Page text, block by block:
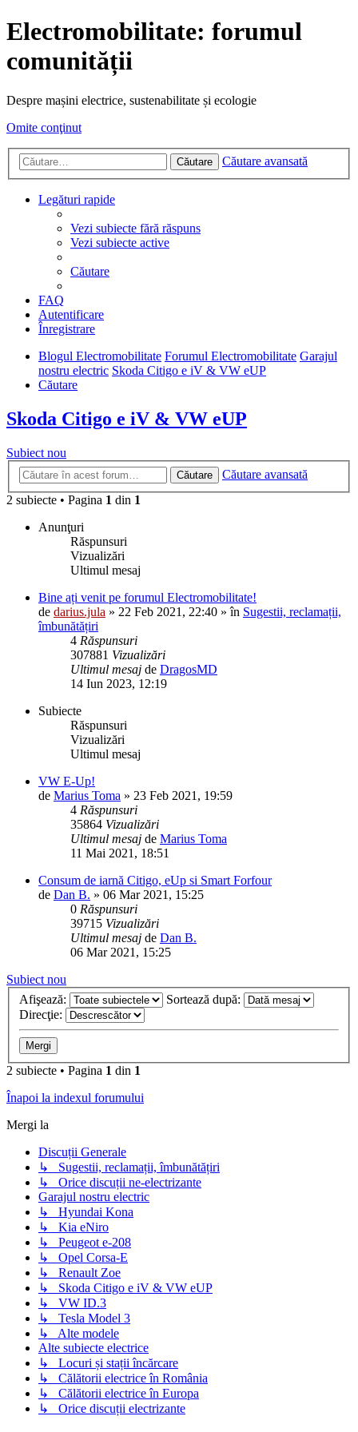
Electromobilitate: forumul
comunității
Despre mașini electrice, sustenabilitate și ecologie
Omite conţinut
Căutare Căutare avansată
Legături rapide
Vezi subiecte fără răspuns
Vezi subiecte active
Căutare
FAQ
Autentificare
Înregistrare
Blogul Electromobilitate Forumul Electromobilitate Garajul
nostru electric Skoda Citigo e iV & VW eUP
Căutare
Skoda Citigo e iV & VW eUP
Subiect nou
Căutare
Căutare avansată
2 subiecte • Pagina 1 din 1
Anunţuri
Răspunsuri
Vizualizări
Ultimul mesaj
Bine ați venit pe forumul Electromobilitate!
de darius.jula » 22 Feb 2021, 22:40 » în Sugestii, reclamații,
îmbunătățiri
4 Răspunsuri
307881 Vizualizări
Ultimul mesaj de DragosMD
14 Iun 2023, 12:19
Subiecte
Răspunsuri
Vizualizări
Ultimul mesaj
VW E-Up!
de Marius Toma » 23 Feb 2021, 19:59
4 Răspunsuri
35864 Vizualizări
Ultimul mesaj de Marius Toma
11 Mai 2021, 18:51
Consum de iarnă Citigo, eUp si Smart Forfour
de Dan B. » 06 Mar 2021, 15:25
0 Răspunsuri
39715 Vizualizări
Ultimul mesaj de Dan B.
06 Mar 2021, 15:25
Subiect nou
Afişează:
Sortează după:
Direcţie:
2 subiecte • Pagina 1 din 1
Înapoi la indexul forumului
Mergi la
Discuții Generale
↳ Sugestii, reclamații, îmbunătățiri
↳ Orice discuții ne-electrizante
Garajul nostru electric
↳ Hyundai Kona
↳ Kia eNiro
↳ Peugeot e-208
↳ Opel Corsa-E
↳ Renault Zoe
↳ Skoda Citigo e iV & VW eUP
↳ VW ID.3
↳ Tesla Model 3
↳ Alte modele
Alte subiecte electrice
↳ Locuri și stații încărcare
↳ Călătorii electrice în România
↳ Călătorii electrice în Europa
↳ Orice discuții electrizante